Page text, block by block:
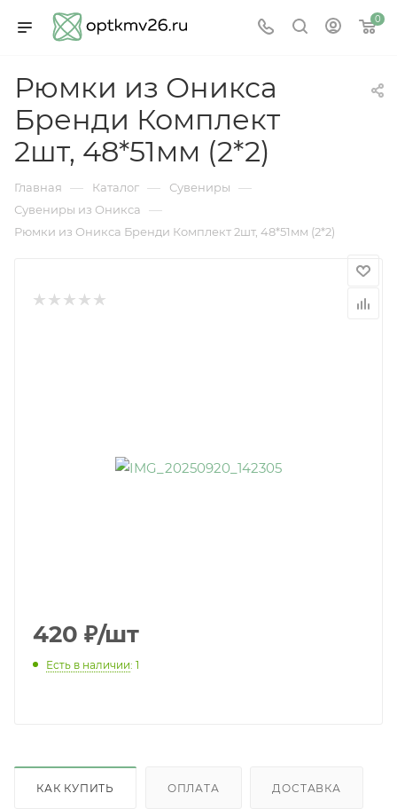
0
Рюмки из Оникса
Бренди Комплект
2шт, 48*51мм (2*2)
Главная — Каталог — Сувениры —
Сувениры из Оникса —
Рюмки из Оникса Бренди Комплект 2шт, 48*51мм (2*2)
420 ₽/шт
Есть в наличии: 1
КАК КУПИТЬ ОПЛАТА ДОСТАВКА